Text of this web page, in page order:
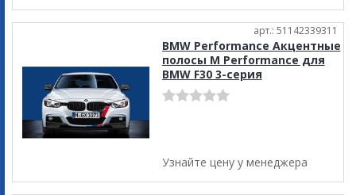
арт.: 51142339311
BMW Performance Акцентные
полосы M Performance для
BMW F30 3-серия
Узнайте цену у менеджера